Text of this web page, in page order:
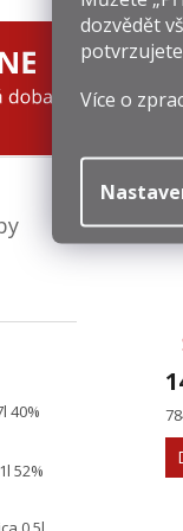
dozvědět
Více o
40%
52%